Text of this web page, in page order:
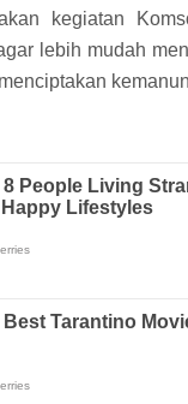
kegiatan
lebih mudah